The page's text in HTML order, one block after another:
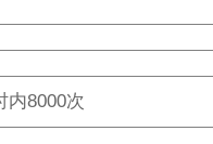
内8000次